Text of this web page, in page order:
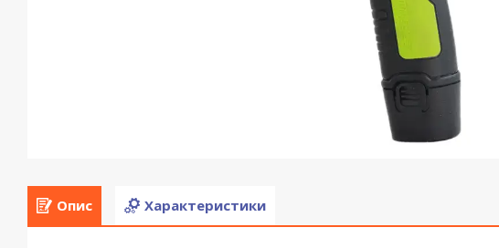
Опис Характеристики